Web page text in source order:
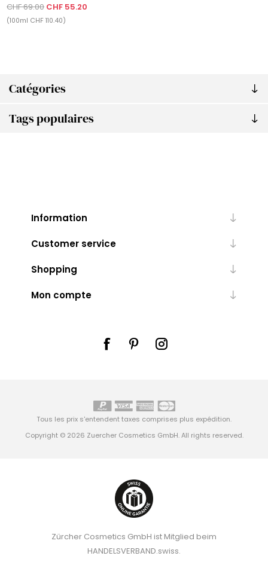
Catégories
Tags populaires
CHF 69.00 CHF 55.20
(100ml CHF 110.40)
Information
Customer service
Shopping
Mon compte
Tous les prix s'entendent taxes comprises plus expédition.
Copyright © 2026 Zuercher Cosmetics GmbH. All rights reserved.
Zürcher Cosmetics GmbH ist Mitglied beim
HANDELSVERBAND.swiss.